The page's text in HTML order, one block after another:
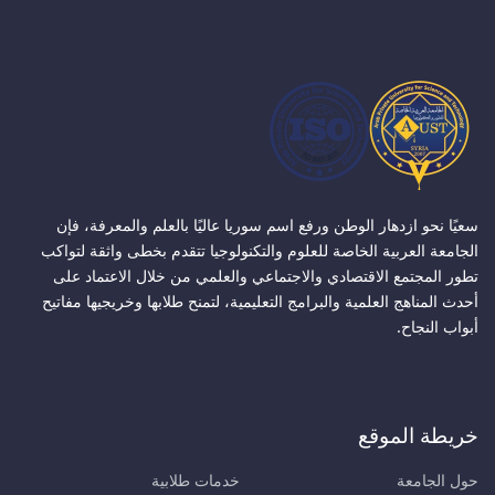
سعيًا نحو ازدهار الوطن ورفع اسم سوريا عاليًا بالعلم والمعرفة، فإن
الجامعة العربية الخاصة للعلوم والتكنولوجيا تتقدم بخطى واثقة لتواكب
تطور المجتمع الاقتصادي والاجتماعي والعلمي من خلال الاعتماد على
أحدث المناهج العلمية والبرامج التعليمية، لتمنح طلابها وخريجيها مفاتيح
أبواب النجاح.
خريطة الموقع
حول الجامعة
خدمات طلابية